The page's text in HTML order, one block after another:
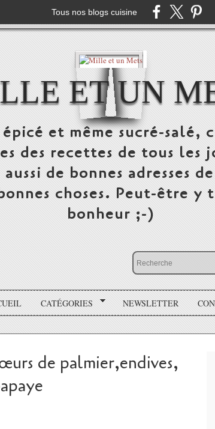
Tous nos blogs cuisine
ET UN
et même sucré-salé,
des recettes de tous les
aussi de bonnes adresses
choses. Peut-être y
bonheur ;-)
CATÉGORIES NEWSLETTER
de palmier,endives,